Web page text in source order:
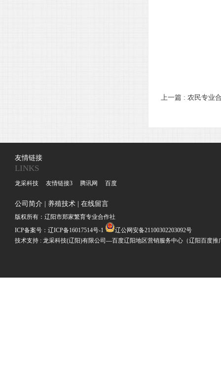
上一篇 : 农民专业
友情链接
LINKS
龙采科技 友情链接3 腾讯网 百度
公司简介 养殖技术 在线留言
版权所有：辽阳市郑家繁育专业合作社
ICP备案号： 辽ICP备16017514号-1
辽公网安备21100302203092号
技术支持 : 龙采科技(辽阳)有限公司---百度辽阳地区营销服务中心（辽阳百度推